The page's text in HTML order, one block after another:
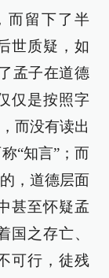
而留下了半
世质疑，如
孟子在道德
仅是按照字
而没有读出
“知言”；而
，道德层面
甚至怀疑孟
国之存亡、
可行，徒残